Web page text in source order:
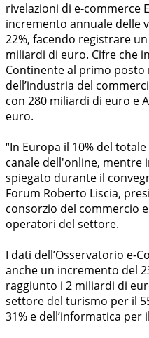
rivelazioni di e-commerce
incremento annuale delle
22%, facendo registrare
miliardi di euro. Cifre che
Continente al primo
dell’industria del
con 280 miliardi di euro e
euro.
“In Europa il 10% del
canale dell'online, mentre
spiegato durante il
Forum Roberto Liscia,
consorzio del commercio
operatori del settore.
I dati dell’Osservatorio e-
anche un incremento del
raggiunto i 2 miliardi di
settore del turismo per il
31% e dell’informatica per